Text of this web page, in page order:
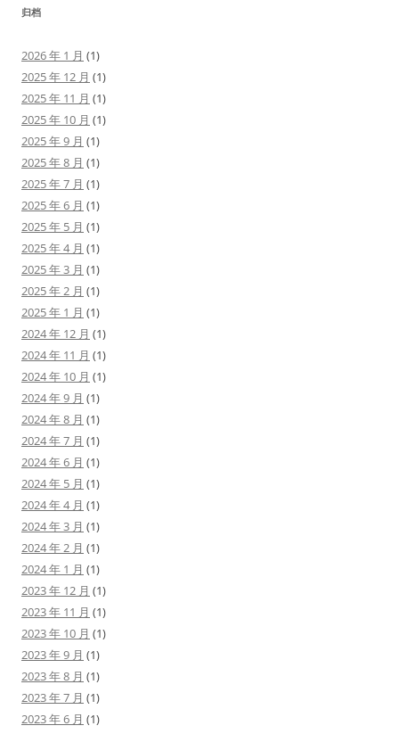
归档
2026 年 1 月 (1)
2025 年 12 月 (1)
2025 年 11 月 (1)
2025 年 10 月 (1)
2025 年 9 月 (1)
2025 年 8 月 (1)
2025 年 7 月 (1)
2025 年 6 月 (1)
2025 年 5 月 (1)
2025 年 4 月 (1)
2025 年 3 月 (1)
2025 年 2 月 (1)
2025 年 1 月 (1)
2024 年 12 月 (1)
2024 年 11 月 (1)
2024 年 10 月 (1)
2024 年 9 月 (1)
2024 年 8 月 (1)
2024 年 7 月 (1)
2024 年 6 月 (1)
2024 年 5 月 (1)
2024 年 4 月 (1)
2024 年 3 月 (1)
2024 年 2 月 (1)
2024 年 1 月 (1)
2023 年 12 月 (1)
2023 年 11 月 (1)
2023 年 10 月 (1)
2023 年 9 月 (1)
2023 年 8 月 (1)
2023 年 7 月 (1)
2023 年 6 月 (1)